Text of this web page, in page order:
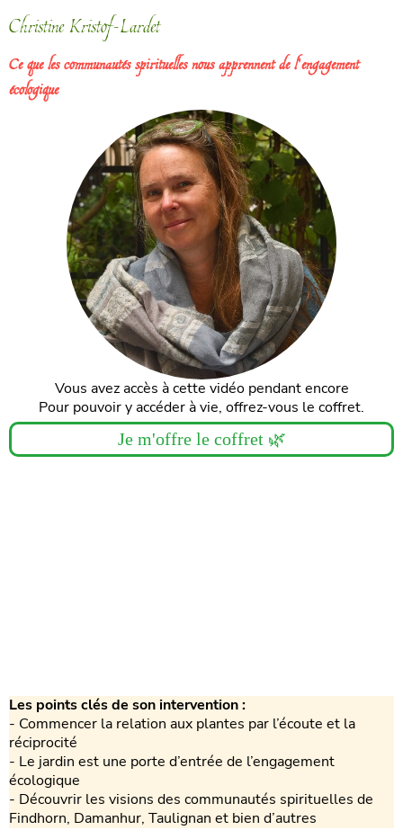
Christine Kristof-Lardet
Ce que les communautés spirituelles nous apprennent de l'engagement
écologique
Vous avez accès à cette vidéo pendant encore
Pour pouvoir y accéder à vie, offrez-vous le coffret.
Je m'offre le coffret 🌿
Les points clés de son intervention :
- Commencer la relation aux plantes par l’écoute et la
réciprocité
- Le jardin est une porte d’entrée de l’engagement
écologique
- Découvrir les visions des communautés spirituelles de
Findhorn, Damanhur, Taulignan et bien d’autres